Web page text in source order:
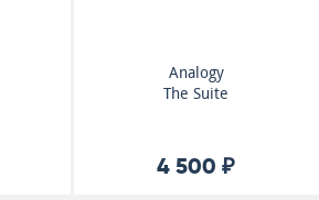
Analogy
The Suite
4 500 ₽